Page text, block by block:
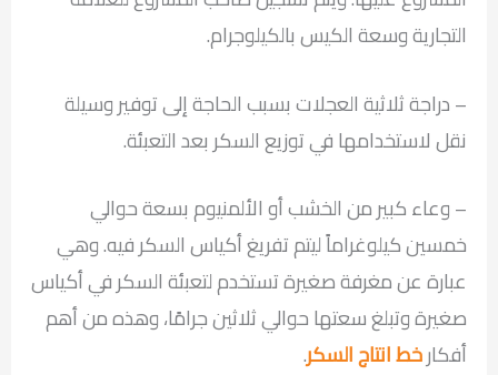
التجارية وسعة الكيس بالكيلوجرام.
– دراجة ثلاثية العجلات بسبب الحاجة إلى توفير وسيلة
نقل لاستخدامها في توزيع السكر بعد التعبئة.
– وعاء كبير من الخشب أو الألمنيوم بسعة حوالي
خمسين كيلوغراماً ليتم تفريغ أكياس السكر فيه. وهي
عبارة عن مغرفة صغيرة تستخدم لتعبئة السكر في أكياس
صغيرة وتبلغ سعتها حوالي ثلاثين جرامًا، وهذه من أهم
أفكارخط انتاج السكر.